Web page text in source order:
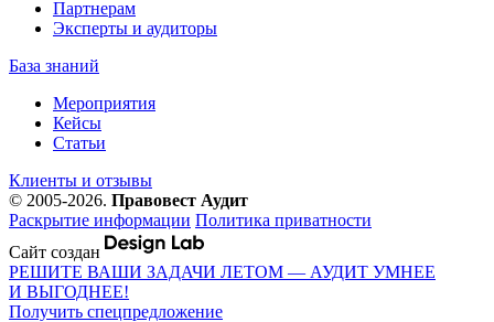
Партнерам
Эксперты и аудиторы
База знаний
Мероприятия
Кейсы
Статьи
Клиенты и отзывы
© 2005-2026. Правовест Аудит
Раскрытие информации Политика приватности
Сайт создан
РЕШИТЕ ВАШИ ЗАДАЧИ ЛЕТОМ — АУДИТ УМНЕЕ
И ВЫГОДНЕЕ!
Получить спецпредложение